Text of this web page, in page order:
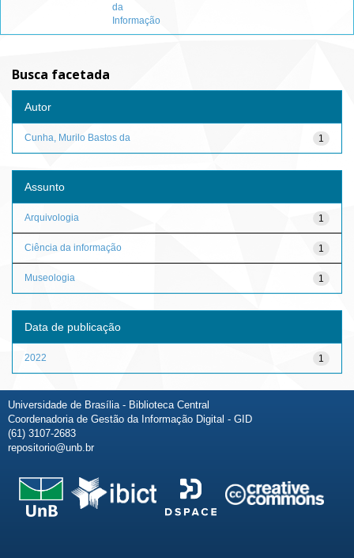
da
Informação
Busca facetada
Autor
1
Cunha, Murilo Bastos da
Assunto
1
Arquivologia
1
Ciência da informação
1
Museologia
Data de publicação
1
2022
Universidade de Brasília - Biblioteca Central
Coordenadoria de Gestão da Informação Digital - GID
(61) 3107-2683
repositorio@unb.br